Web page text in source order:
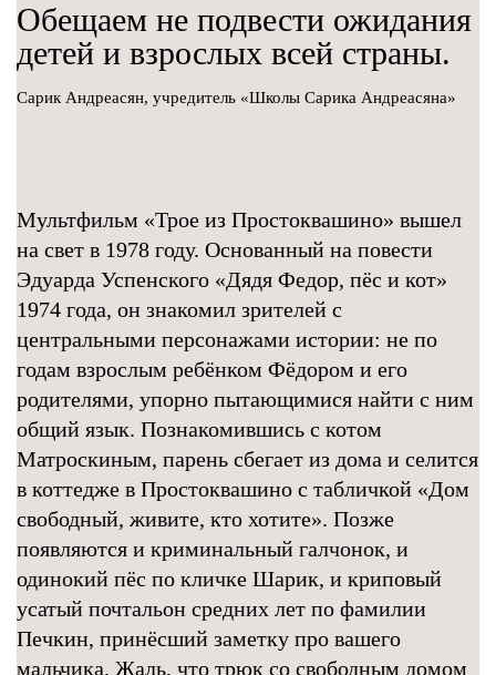
Обещаем не подвести ожидания
детей и взрослых всей страны.
Сарик Андреасян, учредитель «Школы Сарика Андреасяна»
Мультфильм «Трое из Простоквашино» вышел
на свет в 1978 году. Основанный на повести
Эдуарда Успенского «Дядя Федор, пёс и кот»
1974 года, он знакомил зрителей с
центральными персонажами истории: не по
годам взрослым ребёнком Фёдором и его
родителями, упорно пытающимися найти с ним
общий язык. Познакомившись с котом
Матроскиным, парень сбегает из дома и селится
в коттедже в Простоквашино с табличкой «Дом
свободный, живите, кто хотите». Позже
появляются и криминальный галчонок, и
одинокий пёс по кличке Шарик, и криповый
усатый почтальон средних лет по фамилии
Печкин, принёсший заметку про вашего
мальчика. Жаль, что трюк со свободным домом